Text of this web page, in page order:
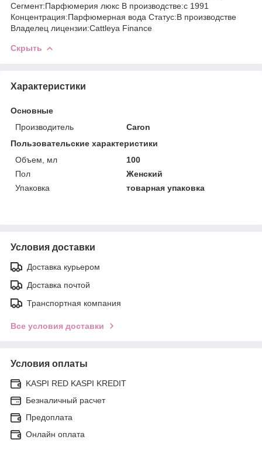
Сегмент:Парфюмерия люкс В производстве:с 1991
Концентрация:Парфюмерная вода Статус:В производстве
Владелец лицензии:Cattleya Finance
Скрыть
Характеристики
Основные
Производитель
Caron
Пользовательские характеристики
Объем, мл
100
Пол
Женский
Упаковка
товарная упаковка
Условия доставки
Доставка курьером
Доставка почтой
Транспортная компания
Все условия доставки
Условия оплаты
KASPI RED KASPI KREDIT
Безналичный расчет
Предоплата
Онлайн оплата